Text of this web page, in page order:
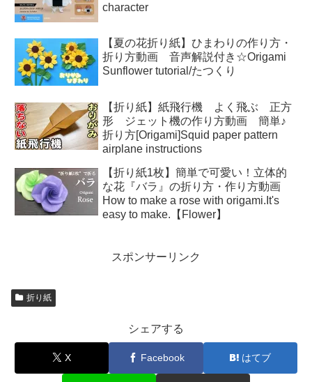
character
【夏の花折り紙】ひまわりの作り方・
折り方動画 音声解説付き☆Origami
Sunflower tutorial/たつくり
【折り紙】紙飛行機 よく飛ぶ 正方
形 ジェット機の作り方動画 簡単♪
折り方[Origami]Squid paper pattern
airplane instructions
【折り紙1枚】簡単で可愛い！立体的
な花『バラ』の折り方・作り方動画
How to make a rose with origami.It's
easy to make.【Flower】
スポンサーリンク
折り紙
シェアする
X Facebook はてブ